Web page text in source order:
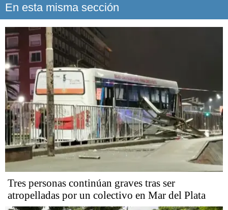
En esta misma sección
Tres personas continúan graves tras ser
atropelladas por un colectivo en Mar del Plata